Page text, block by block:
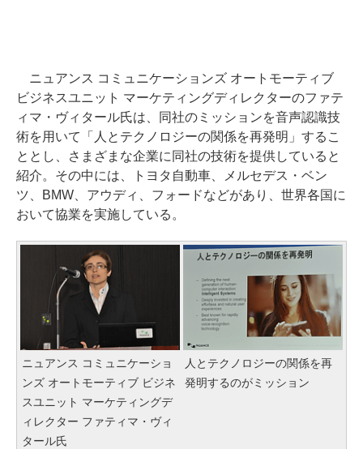
ニュアンス コミュニケーションズ オートモーティブ
ビジネスユニット マーケティングディレクターのファテ
ィマ・ヴィタール氏は、同社のミッションを音声認識技
術を用いて「人とテクノロジーの関係を再発明」するこ
ととし、さまざまな企業に同社の技術を提供していると
紹介。その中には、トヨタ自動車、メルセデス・ベン
ツ、BMW、アウディ、フォードなどがあり、世界各国に
おいて協業を実施している。
ニュアンス コミュニケーショ
ンズ オートモーティブ ビジネ
スユニット マーケティングデ
ィレクター ファティマ・ヴィ
タール氏
人とテクノロジーの関係を再
発明するのがミッション